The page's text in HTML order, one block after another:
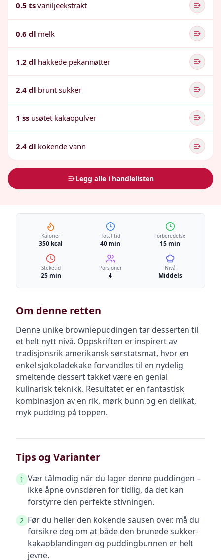
0.5 ts vaniljeekstrakt
0.6 dl melk
1.2 dl hakkede pekannøtter
2.4 dl brunt sukker
1 ss usøtet kakaopulver
2.4 dl kokende vann
Legg alle i handlelisten
Kalorier
350 kcal
Total tid
40 min
Forberedelse
15 min
Steketid
25 min
Porsjoner
4
Nivå
Middels
Om denne retten
Denne unike browniepuddingen tar desserten til
et helt nytt nivå. Oppskriften er inspirert av
tradisjonsrik amerikansk sørstatsmat, hvor en
enkel sjokoladekake forvandles til en nydelig,
smeltende dessert takket være en genial
kulinarisk teknikk. Resultatet er en fantastisk
kombinasjon av en rik, mørk bunn og en delikat,
myk pudding på toppen.
Tips og Varianter
1 Vær tålmodig når du lager denne puddingen –
ikke åpne ovnsdøren for tidlig, da det kan
forstyrre den perfekte stivningen.
2 Før du heller den kokende sausen over, må du
forsikre deg om at både den brunede sukker-
kakaoblandingen og puddingbunnen er helt
jevne.